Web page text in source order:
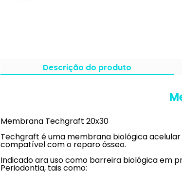
Descrição do produto
Membrana Techgraft 20x30
Techgraft é uma membrana biológica
compatível com o reparo ósseo.
Indicado ara uso como barreira biológica em
Periodontia, tais como: